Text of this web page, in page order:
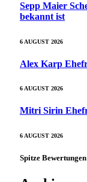
Sepp Maier
bekannt ist
6 AUGUST 2026
Alex Karp
6 AUGUST 2026
Mitri Sirin
6 AUGUST 2026
Spitze Bewertungen